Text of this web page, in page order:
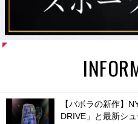
【バボラの新作】
DRIVE」と最新シ